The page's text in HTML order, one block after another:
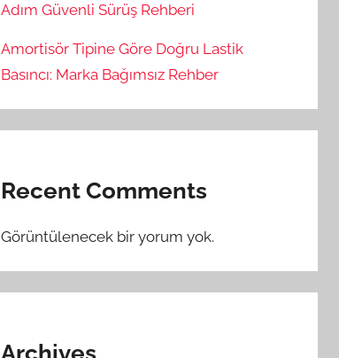
Adım Güvenli Sürüş Rehberi
Amortisör Tipine Göre Doğru Lastik
Basıncı: Marka Bağımsız Rehber
Recent Comments
Görüntülenecek bir yorum yok.
Archives